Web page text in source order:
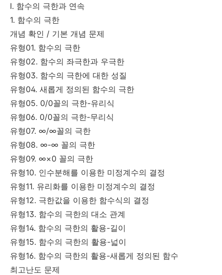
Ⅰ. 함수의 극한과 연속
1. 함수의 극한
개념 확인 / 기본 개념 문제
유형01. 함수의 극한
유형02. 함수의 좌극한과 우극한
유형03. 함수의 극한에 대한 성질
유형04. 새롭게 정의된 함수의 극한
유형05. 0/0꼴의 극한-유리식
유형06. 0/0꼴의 극한-무리식
유형07. ∞/∞꼴의 극한
유형08. ∞-∞ 꼴의 극한
유형09. ∞×0 꼴의 극한
유형10. 인수분해를 이용한 미정계수의 결정
유형11. 유리화를 이용한 미정계수의 결정
유형12. 극한값을 이용한 함수식의 결정
유형13. 함수의 극한의 대소 관계
유형14. 함수의 극한의 활용-길이
유형15. 함수의 극한의 활용-넓이
유형16. 함수의 극한의 활용-새롭게 정의된 함수
최고난도 문제